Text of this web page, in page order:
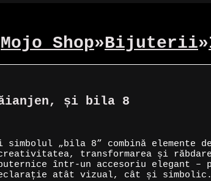
Mojo Shop»Bijuterii»
și bila 8
simbolul „bila 8” combină
creativitatea, transformarea și
într-un accesoriu elegant
atât vizual, cât și simbolic.